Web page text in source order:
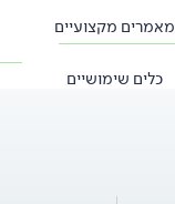
מאמרים מקצועיים
כלים שימושיים